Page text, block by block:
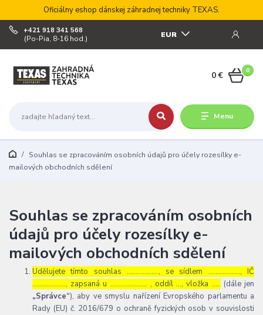
Oficiálny eshop dánskej záhradnej techniky TEXAS.
Menu
EUR
+421 918 341 568
(Po-Pia, 8-16 hod.)
0
0 €
Souhlas se zpracováním osobních údajů pro účely rozesílky e-
mailových obchodních sdělení
Souhlas se zpracováním osobních
údajů pro účely rozesílky e-
mailových obchodních sdělení
Udělujete tímto souhlas ……………..., se sídlem ………………, IČ
………………., zapsaná u ………………… , oddíl …, vložka ….. (dále jen
„Správce“), aby ve smyslu nařízení Evropského parlamentu a
Rady (EU) č. 2016/679 o ochraně fyzických osob v souvislosti